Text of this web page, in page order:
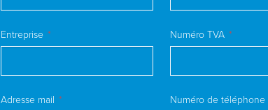
Entreprise Numéro TVA
Adresse mail Numéro de téléphone